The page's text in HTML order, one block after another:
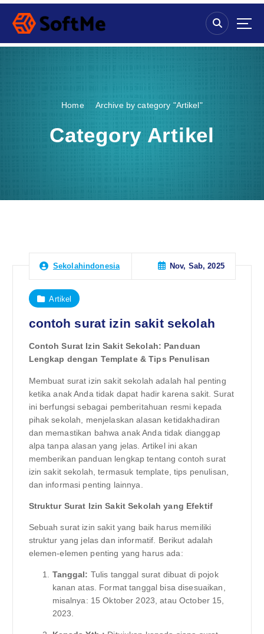
S
p
Home Archive by category "Artikel"
Category Artikel
Sekolahindonesia Nov, Sab, 2025
Artikel
contoh surat izin sakit sekolah
Contoh Surat Izin Sakit Sekolah: Panduan
Lengkap dengan Template & Tips Penulisan
Membuat surat izin sakit sekolah adalah hal penting
ketika anak Anda tidak dapat hadir karena sakit. Surat
ini berfungsi sebagai pemberitahuan resmi kepada
pihak sekolah, menjelaskan alasan ketidakhadiran
dan memastikan bahwa anak Anda tidak dianggap
alpa tanpa alasan yang jelas. Artikel ini akan
memberikan panduan lengkap tentang contoh surat
izin sakit sekolah, termasuk template, tips penulisan,
dan informasi penting lainnya.
Struktur Surat Izin Sakit Sekolah yang Efektif
Sebuah surat izin sakit yang baik harus memiliki
struktur yang jelas dan informatif. Berikut adalah
elemen-elemen penting yang harus ada:
Tanggal: Tulis tanggal surat dibuat di pojok
kanan atas. Format tanggal bisa disesuaikan,
misalnya: 15 Oktober 2023, atau October 15,
2023.